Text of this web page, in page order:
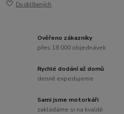
Do oblíbených
Ověřeno zákazníky
přes 18 000 objednávek
Rychlé dodání až domů
denně expedujeme
Sami jsme motorkáři
zakládáme si na kvalitě